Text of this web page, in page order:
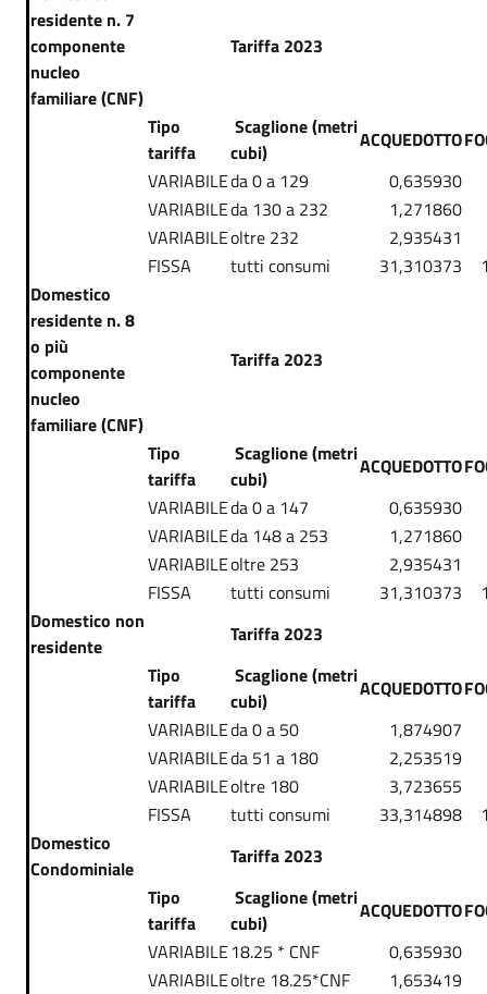
residente n. 7
componente
nucleo
familiare (CNF)
Tariffa 2023
Tipo
tariffa
Scaglione (metri
cubi)
ACQUEDOTTO
VARIABILEda 0 a 129
0,635930
VARIABILEda 130 a 232
1,271860
VARIABILEoltre 232
2,935431
FISSA
tutti consumi 31,310373
Domestico
residente n. 8
o più
componente
nucleo
familiare (CNF)
Tariffa 2023
Tipo
tariffa
Scaglione (metri
cubi)
ACQUEDOTTO
VARIABILEda 0 a 147
0,635930
VARIABILEda 148 a 253
1,271860
VARIABILEoltre 253
2,935431
FISSA
tutti consumi 31,310373
Domestico non
residente
Tariffa 2023
Tipo
tariffa
Scaglione (metri
cubi)
ACQUEDOTTO
VARIABILEda 0 a 50
1,874907
VARIABILEda 51 a 180
2,253519
VARIABILEoltre 180
3,723655
FISSA
tutti consumi 33,314898
Domestico
Condominiale
Tariffa 2023
Tipo
tariffa
Scaglione (metri
cubi)
ACQUEDOTTO
VARIABILE 18.25 * CNF
0,635930
VARIABILEoltre 18.25*CNF 1,653419